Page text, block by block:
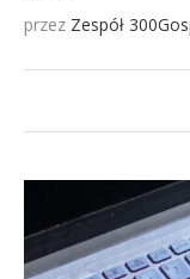
przez Zespół